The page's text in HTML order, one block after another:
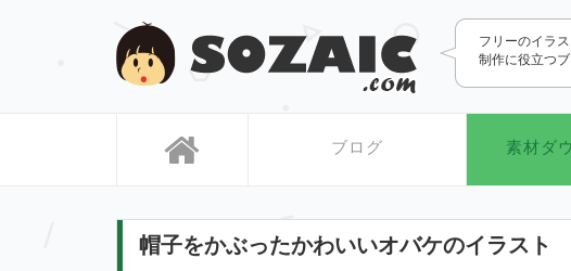
SOZAIC.com
フリーのイラ
制作に役立つ
ブログ 素材ダ
帽子をかぶったかわいいオバケのイラスト